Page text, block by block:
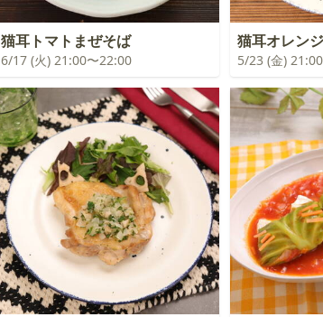
猫耳トマトまぜそば
6/17 (火) 21:00〜22:00
猫耳オレン
5/23 (金)